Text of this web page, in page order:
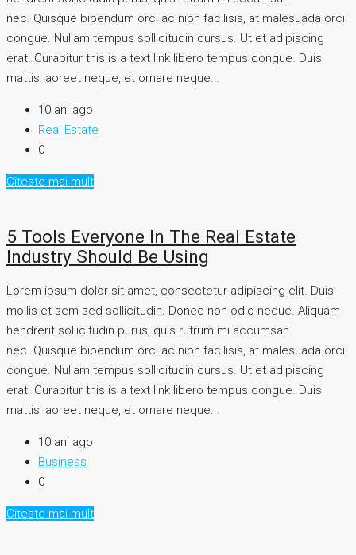
nec. Quisque bibendum orci ac nibh facilisis, at malesuada orci
congue. Nullam tempus sollicitudin cursus. Ut et adipiscing
erat. Curabitur this is a text link libero tempus congue. Duis
mattis laoreet neque, et ornare neque...
10 ani ago
Real Estate
0
Citeste mai mult
5 Tools Everyone In The Real Estate
Industry Should Be Using
Lorem ipsum dolor sit amet, consectetur adipiscing elit. Duis
mollis et sem sed sollicitudin. Donec non odio neque. Aliquam
hendrerit sollicitudin purus, quis rutrum mi accumsan
nec. Quisque bibendum orci ac nibh facilisis, at malesuada orci
congue. Nullam tempus sollicitudin cursus. Ut et adipiscing
erat. Curabitur this is a text link libero tempus congue. Duis
mattis laoreet neque, et ornare neque...
10 ani ago
Business
0
Citeste mai mult